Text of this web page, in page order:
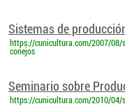
Sistemas de
https://cunicultura.com/2007/
conejos
Seminario sobre
https://cunicultura.com/2010/04/